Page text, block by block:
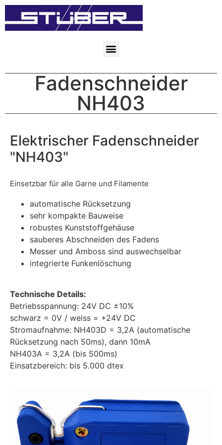
Fadenschneider
NH403
Elektrischer Fadenschneider
"NH403"
Einsetzbar für alle Garne und Filamente
automatische Rücksetzung
sehr kompakte Bauweise
robustes Kunststoffgehäuse
sauberes Abschneiden des Fadens
Messer und Amboss sind auswechselbar
integrierte Funkenlöschung
Technische Details:
Betriebsspannung: 24V DC ±10%
schwarz = 0V / weiss = +24V DC
Stromaufnahme: NH403D = 3,2A (automatische
Rücksetzung nach 50ms), dann 10mA
NH403A = 3,2A (bis 500ms)
Einsatzbereich: bis 5.000 dtex